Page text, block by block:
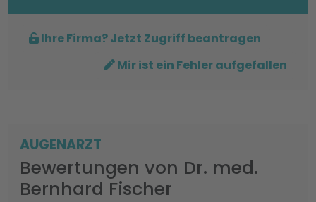
Ihre Firma? Jetzt Zugriff beantragen
Mir ist ein Fehler aufgefallen
AUGENARZT
Bewertungen von Dr. med.
Bernhard Fischer